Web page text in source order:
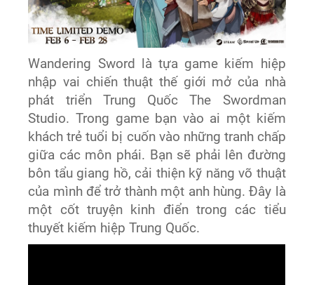
Wandering Sword là tựa game kiếm hiệp
nhập vai chiến thuật thế giới mở của nhà
phát triển Trung Quốc The Swordman
Studio. Trong game bạn vào ai một kiếm
khách trẻ tuổi bị cuốn vào những tranh chấp
giữa các môn phái. Bạn sẽ phải lên đường
bôn tẩu giang hồ, cải thiện kỹ năng võ thuật
của mình để trở thành một anh hùng. Đây là
một cốt truyện kinh điển trong các tiểu
thuyết kiếm hiệp Trung Quốc.